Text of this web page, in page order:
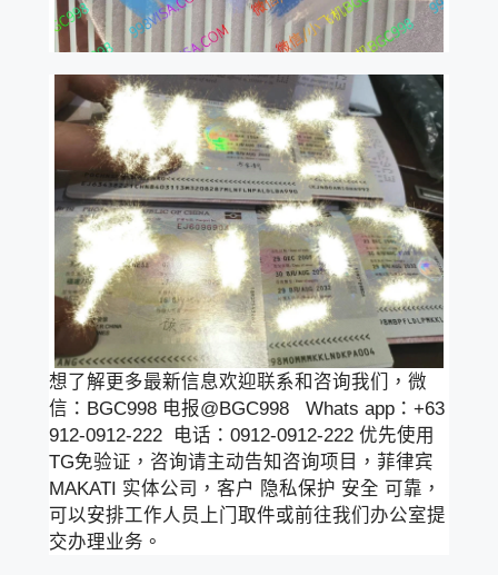
想了解更多最新信息欢迎联系和咨询我们，微
信：BGC998 电报@BGC998 Whats app：+63
912-0912-222 电话：0912-0912-222 优先使用
TG免验证，咨询请主动告知咨询项目，菲律宾
MAKATI 实体公司，客户 隐私保护 安全 可靠，
可以安排工作人员上门取件或前往我们办公室提
交办理业务。